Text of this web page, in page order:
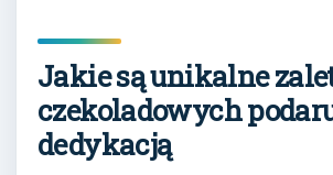
Jakie są unikalne
czekoladowych
dedykacją